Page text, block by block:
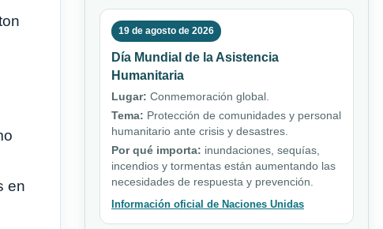
en
19 de agosto de 2026
Día Mundial de la Asistencia
Humanitaria
Lugar: Conmemoración global.
Tema: Protección de comunidades y personal
humanitario ante crisis y desastres.
Por qué importa: inundaciones, sequías,
incendios y tormentas están aumentando las
necesidades de respuesta y prevención.
Información oficial de Naciones Unidas